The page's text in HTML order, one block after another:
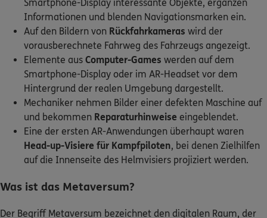
Smartphone-Display interessante Objekte, ergänzen
Informationen und blenden Navigationsmarken ein.
Auf den Bildern von Rückfahrkameras wird der
vorausberechnete Fahrweg des Fahrzeugs angezeigt.
Elemente aus Computer-Games werden auf dem
Smartphone-Display oder im AR-Headset vor dem
Hintergrund der realen Umgebung dargestellt.
Mechaniker nehmen Bilder einer defekten Maschine auf
und bekommen Reparaturhinweise eingeblendet.
Eine der ersten AR-Anwendungen überhaupt waren
Head-up-Visiere für Kampfpiloten, bei denen Zielhilfen
auf die Innenseite des Helmvisiers projiziert werden.
Was ist das Metaversum?
Der Begriff Metaversum bezeichnet den digitalen Raum, der